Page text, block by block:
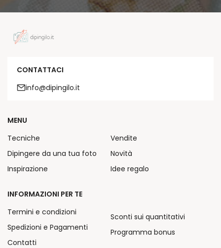
CONTATTACI
info@dipingilo.it
MENU
Tecniche
Dipingere da una tua foto
Inspirazione
Vendite
Novità
Idee regalo
INFORMAZIONI PER TE
Termini e condizioni
Spedizioni e Pagamenti
Contatti
Sconti sui quantitativi
Programma bonus